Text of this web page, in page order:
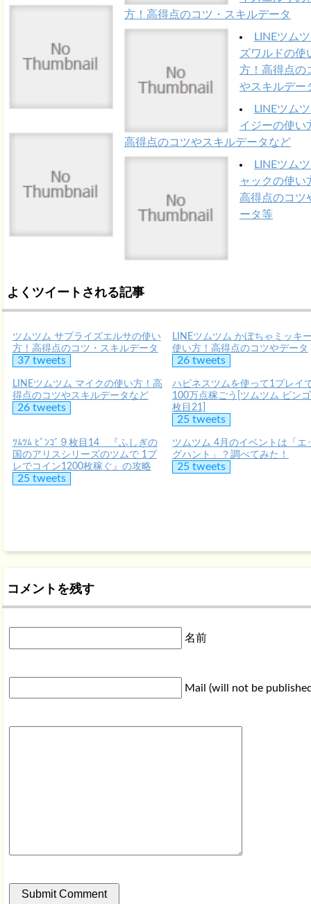
方！高得点のコツ・スキルデータ
LINEツム
ズワルドの使
方！高得点の
やスキルデー
LINEツム
イジーの使い
高得点のコツやスキルデータなど
LINEツム
ャックの使い
高得点のコツ
ータ等
よくツイートされる記事
ツムツム サプライズエルサの使い
方！高得点のコツ・スキルデータ
37 tweets
LINEツムツム かぼちゃミッキ
使い方！高得点のコツやデータ
26 tweets
LINEツムツム マイクの使い方！高
得点のコツやスキルデータなど
26 tweets
ハピネスツムを使って1プレイ
100万点稼ごう[ツムツム ビン
枚目21]
25 tweets
ﾂﾑﾂﾑ ﾋﾞﾝｺﾞ９枚目14 『ふしぎの
国のアリスシリーズのツムで 1プ
レでコイン1200枚稼ぐ』の攻略
25 tweets
ツムツム 4月のイベントは「エ
グハント」？調べてみた！
25 tweets
コメントを残す
名前
Mail (will not be